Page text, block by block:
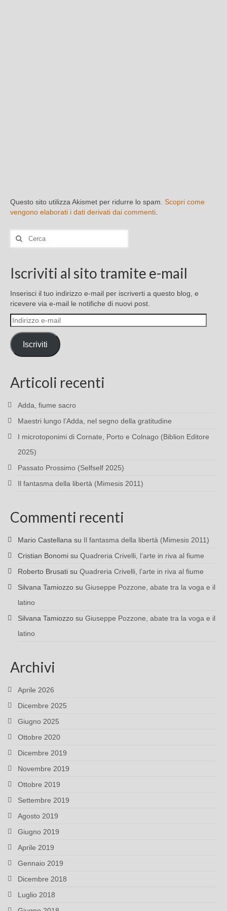
Questo sito utilizza Akismet per ridurre lo spam. Scopri come
vengono elaborati i dati derivati dai commenti
Cerca:
Iscriviti al sito tramite e-mail
Inserisci il tuo indirizzo e-mail per iscriverti a questo blog, e
ricevere via e-mail le notifiche di nuovi post.
Indirizzo
e-
mail
Iscriviti
Articoli recenti
Adda, fiume sacro
Maestri lungo l’Adda, nel segno della gratitudine
I microtoponimi di Cornate, Porto e Colnago (Biblion Editore
2025)
Passato Prossimo (Selfself 2025)
Il fantasma della libertà (Mimesis 2011)
Commenti recenti
Mario Castellana su Il fantasma della libertà (Mimesis 2011)
Cristian Bonomi su Quadreria Crivelli, l’arte in riva al fiume
Roberto Brusati su Quadreria Crivelli, l’arte in riva al fiume
Silvana Tamiozzo su Giuseppe Pozzone, abate tra la voga e il
latino
Silvana Tamiozzo su Giuseppe Pozzone, abate tra la voga e il
latino
Archivi
Aprile 2026
Dicembre 2025
Giugno 2025
Ottobre 2020
Dicembre 2019
Novembre 2019
Ottobre 2019
Settembre 2019
Agosto 2019
Giugno 2019
Aprile 2019
Gennaio 2019
Dicembre 2018
Luglio 2018